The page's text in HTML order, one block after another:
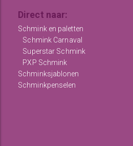
Direct naar:
Schmink en paletten
Schmink Carnaval
Superstar Schmink
PXP Schmink
Schminksjablonen
Schminkpenselen